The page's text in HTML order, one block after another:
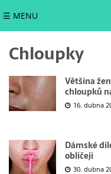
☰ MENU
Chloupky
Většina
chloupků
16. dubna
Dámské
obličeji
30. dubna